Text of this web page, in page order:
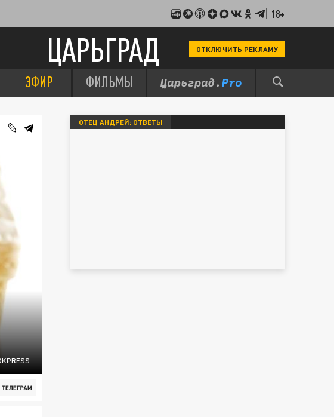
18+
ЦАРЬГРАД ОТКЛЮЧИТЬ РЕКЛАМУ
ЭФИР ФИЛЬМЫ
ОТЕЦ АНДРЕЙ: ОТВЕТЫ